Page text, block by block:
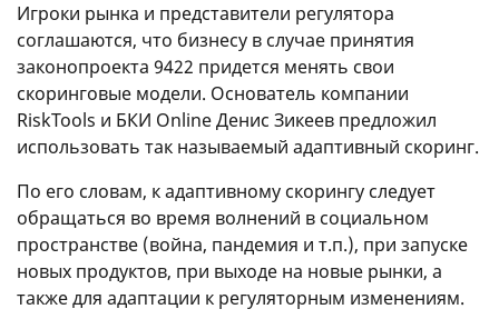
Игроки рынка и представители регулятора
соглашаются, что бизнесу в случае принятия
законопроекта 9422 придется менять свои
скоринговые модели. Основатель компании
RiskTools и БКИ Online Денис Зикеев предложил
использовать так называемый адаптивный скоринг.
По его словам, к адаптивному скорингу следует
обращаться во время волнений в социальном
пространстве (война, пандемия и т.п.), при запуске
новых продуктов, при выходе на новые рынки, а
также для адаптации к регуляторным изменениям.